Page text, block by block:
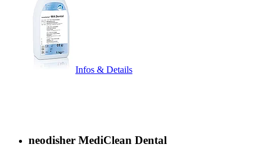
Infos & Details
neodisher MediClean Dental